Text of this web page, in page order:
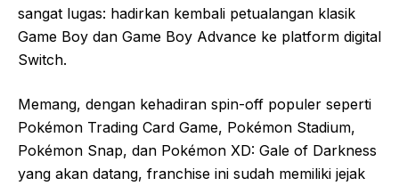
sangat lugas: hadirkan kembali petualangan klasik
Game Boy dan Game Boy Advance ke platform digital
Switch.
Memang, dengan kehadiran spin-off populer seperti
Pokémon Trading Card Game, Pokémon Stadium,
Pokémon Snap, dan Pokémon XD: Gale of Darkness
yang akan datang, franchise ini sudah memiliki jejak